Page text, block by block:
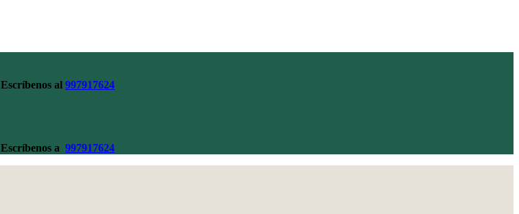
Escríbenos al 997917624
Escríbenos a 997917624